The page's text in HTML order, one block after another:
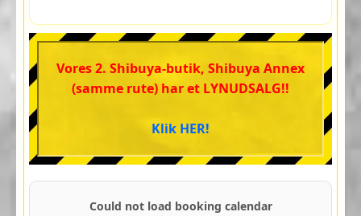
Vores 2. Shibuya-butik, Shibuya Annex
(samme rute) har et LYNUDSALG!!
Klik HER!
Could not load booking calendar